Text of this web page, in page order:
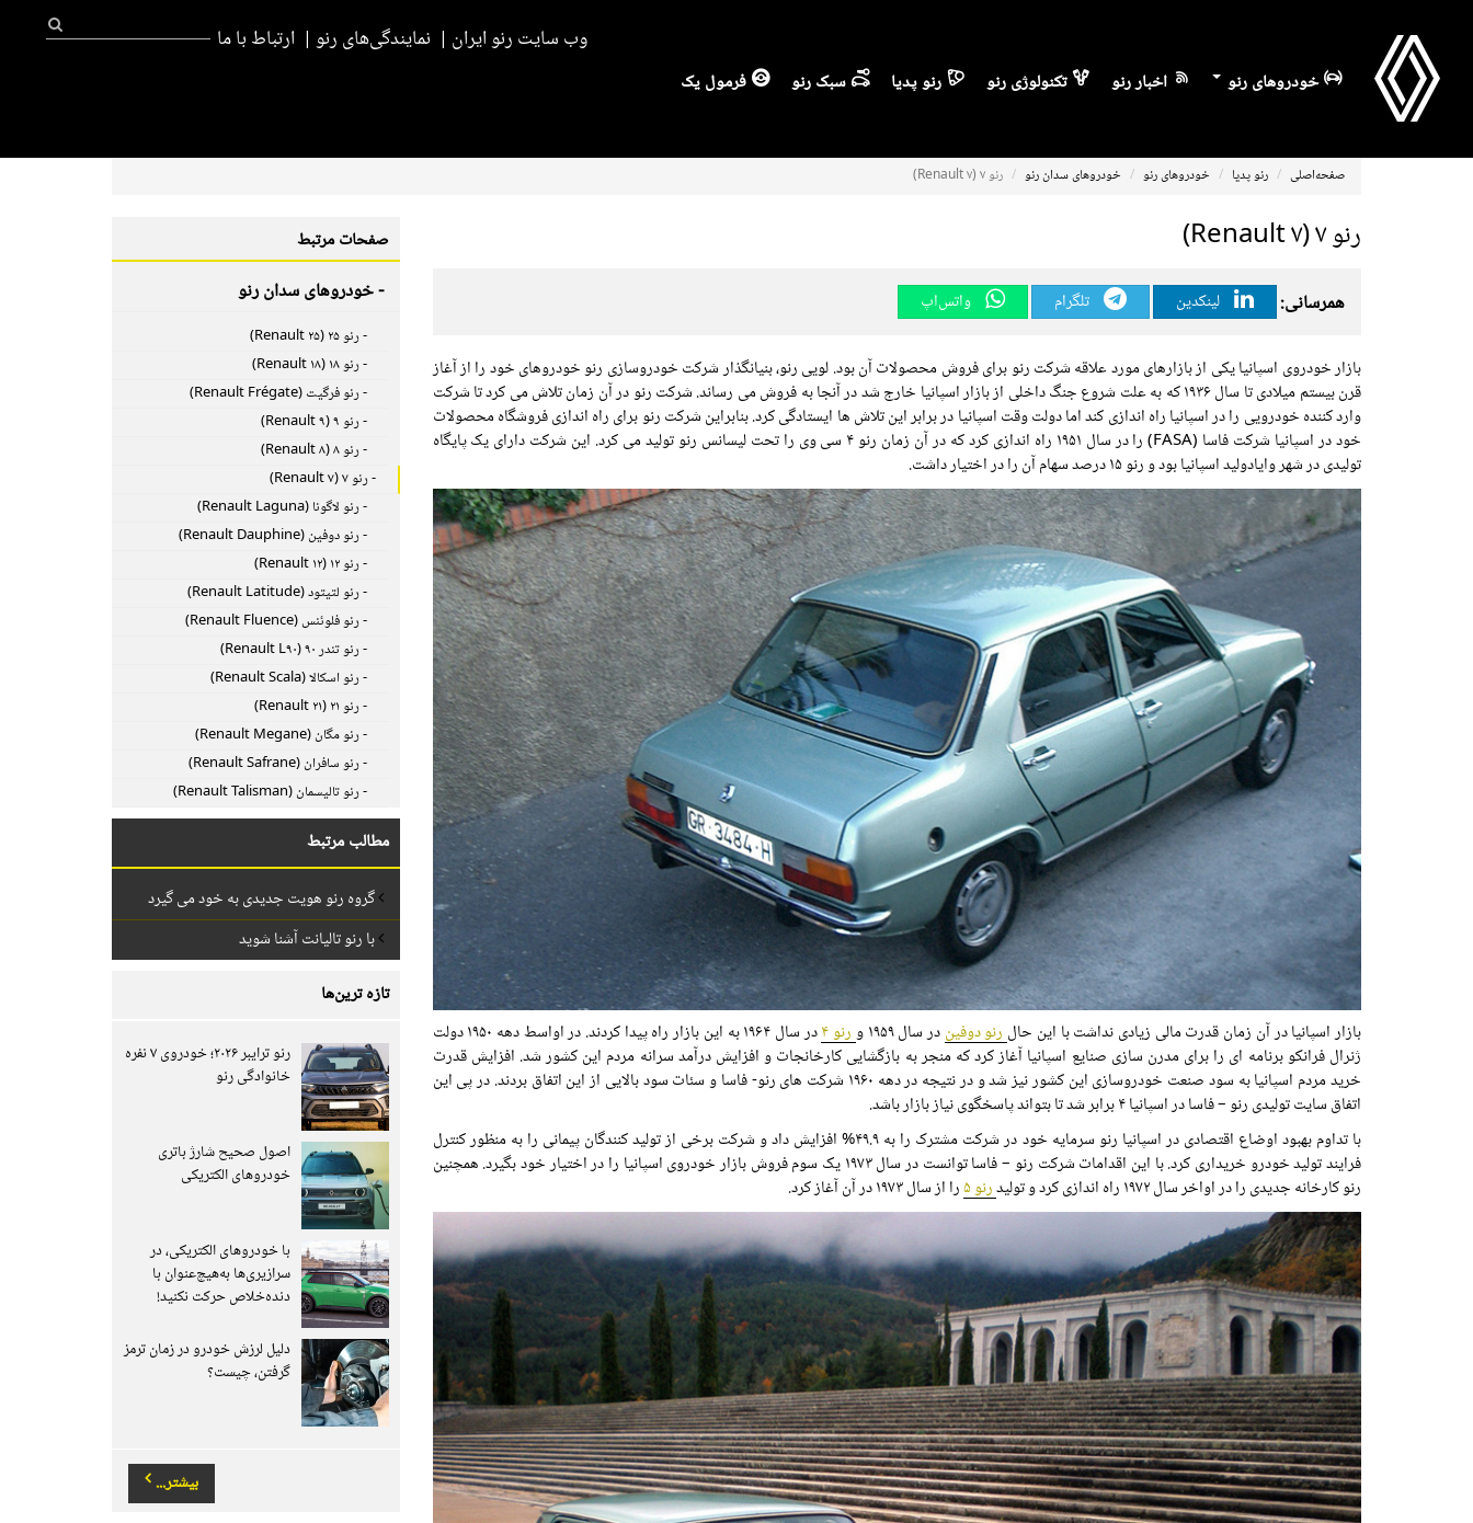
وب سایت رنو ایران نمایندگی‌های رنو ارتباط با ما
خودروهای رنو اخبار رنو تکنولوژی رنو رنو پدیا سبک رنو فرمول یک
صفحه‌اصلی رنو پدیا خودروهای رنو خودروهای سدان رنو رنو ۷ (Renault ۷)
رنو ۷ (Renault ۷)
همرسانی: لینکدین تلگرام واتس‌اپ
بازار خودروی اسپانیا یکی از بازارهای مورد علاقه شرکت رنو برای فروش محصولات آن بود. لویی رنو، بنیانگذار شرکت خودروسازی رنو خودروهای خود را از آغاز
قرن بیستم میلادی تا سال ۱۹۳۶ که به علت شروع جنگ داخلی از بازار اسپانیا خارج شد در آنجا به فروش می رساند. شرکت رنو در آن زمان تلاش می کرد تا شرکت
وارد کننده خودرویی را در اسپانیا راه اندازی کند اما دولت وقت اسپانیا در برابر این تلاش ها ایستادگی کرد. بنابراین شرکت رنو برای راه اندازی فروشگاه محصولات
خود در اسپانیا شرکت فاسا (FASA) را در سال ۱۹۵۱ راه اندازی کرد که در آن زمان رنو ۴ سی وی را تحت لیسانس رنو تولید می کرد. این شرکت دارای یک پایگاه
تولیدی در شهر وایادولید اسپانیا بود و رنو ۱۵ درصد سهام آن را در اختیار داشت.
بازار اسپانیا در آن زمان قدرت مالی زیادی نداشت با این حال رنو دوفیندر سال ۱۹۵۹ و رنو ۴
در سال ۱۹۶۴ به این بازار راه پیدا کردند. در اواسط دهه ۱۹۵۰ دولت
ژنرال فرانکو برنامه ای را برای مدرن سازی صنایع اسپانیا آغاز کرد که منجر به بازگشایی کارخانجات و افزایش درآمد سرانه مردم این کشور شد. افزایش قدرت
خرید مردم اسپانیا به سود صنعت خودروسازی این کشور نیز شد و در نتیجه در دهه ۱۹۶۰ شرکت های رنو- فاسا و سئات سود بالایی از این اتفاق بردند. در پی این
اتفاق سایت تولیدی رنو – فاسا در اسپانیا ۴ برابر شد تا بتواند پاسخگوی نیاز بازار باشد.
با تداوم بهبود اوضاع اقتصادی در اسپانیا رنو سرمایه خود در شرکت مشترک را به ۴۹.۹% افزایش داد و شرکت برخی از تولید کنندگان پیمانی را به منظور کنترل
فرایند تولید خودرو خریداری کرد. با این اقدامات شرکت رنو – فاسا توانست در سال ۱۹۷۳ یک سوم فروش بازار خودروی اسپانیا را در اختیار خود بگیرد. همچنین
رنو کارخانه جدیدی را در اواخر سال ۱۹۷۲ راه اندازی کرد و تولید
رنو ۵ را از سال ۱۹۷۳ در آن آغاز کرد.
صفحات مرتبط
- خودروهای سدان رنو
- رنو ۲۵ (Renault ۲۵)
- رنو ۱۸ (Renault ۱۸)
- رنو فرگیت (Renault Frégate)
- رنو ۹ (Renault ۹)
- رنو ۸ (Renault ۸)
- رنو ۷ (Renault ۷)
- رنو لاگونا (Renault Laguna)
- رنو دوفین (Renault Dauphine)
- رنو ۱۲ (Renault ۱۲)
- رنو لتیتود (Renault Latitude)
- رنو فلوئنس (Renault Fluence)
- رنو تندر ۹۰ (Renault L۹۰)
- رنو اسکالا (Renault Scala)
- رنو ۲۱ (Renault ۲۱)
- رنو مگان (Renault Megane)
- رنو سافران (Renault Safrane)
- رنو تالیسمان (Renault Talisman)
مطالب مرتبط
گروه رنو هویت جدیدی به خود می گیرد
با رنو تالیانت آشنا شوید
تازه ترین‌ها
رنو ترایبر ۲۰۲۶؛ خودروی ۷ نفره
خانوادگی رنو
اصول صحیح شارژ باتری
خودروهای الکتریکی
با خودروهای الکتریکی، در
سرازیری‌ها به‌هیچ‌عنوان با
دنده‌خلاص حرکت نکنید!
دلیل لرزش خودرو در زمان ترمز
گرفتن، چیست؟
بیشتر...